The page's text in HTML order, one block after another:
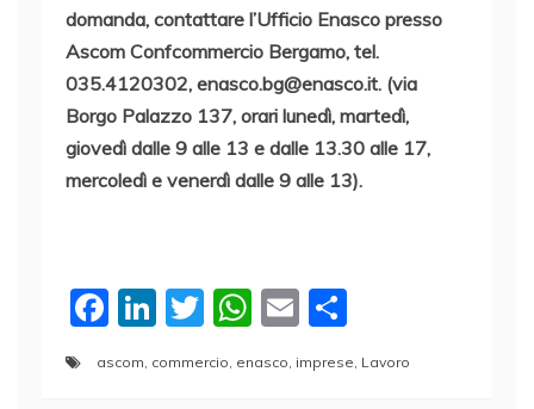
domanda, contattare l’Ufficio Enasco presso
Ascom Confcommercio Bergamo, tel.
035.4120302, enasco.bg@enasco.it. (via
Borgo Palazzo 137, orari lunedì, martedì,
giovedì dalle 9 alle 13 e dalle 13.30 alle 17,
mercoledì e venerdì dalle 9 alle 13).
F
c
Li
k
T
w
itt
W
at
E
ai
o
n
ascom commercio enasco imprese Lavoro